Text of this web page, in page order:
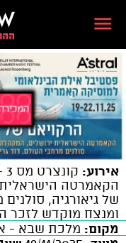
אירוע:
הקאמרטה
של גיאורגיה,
ומנצח מוקדש לזכר
מקום: מלכת שבא -